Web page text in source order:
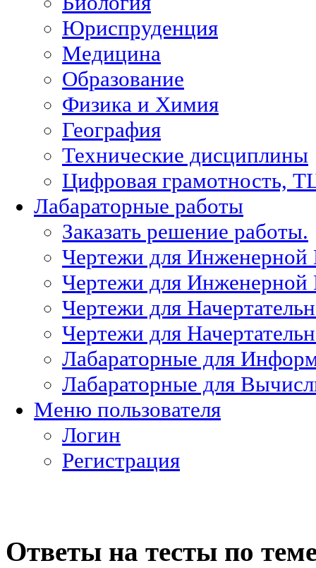
Юриспруденция
Медицина
Образование
Физика и Химия
География
Технические дисциплины
Цифровая грамотность,
Лабараторные работы
Заказать решение работы.
Чертежи для
Чертежи для
Чертежи для
Чертежи для
Лабараторные для
Лабараторные для
Меню пользователя
Логин
Регистрация
Ответы на тесты по